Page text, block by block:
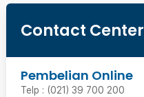
Contact Center
Pembelian Online
Telp : (021) 39 700 200